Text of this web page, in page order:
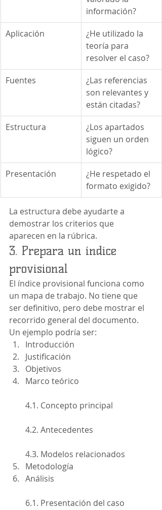
información?
Aplicación
¿He utilizado la
teoría para
resolver el caso?
Fuentes
¿Las referencias
son relevantes y
están citadas?
Estructura
¿Los apartados
siguen un orden
lógico?
Presentación
¿He respetado el
formato exigido?
La estructura debe ayudarte a
demostrar los criterios que
aparecen en la rúbrica.
3. Prepara un índice
provisional
El índice provisional funciona como
un mapa de trabajo. No tiene que
ser definitivo, pero debe mostrar el
recorrido general del documento.
Un ejemplo podría ser:
Introducción
Justificación
Objetivos
Marco teórico
4.1. Concepto principal
4.2. Antecedentes
4.3. Modelos relacionados
Metodología
Análisis
6.1. Presentación del caso